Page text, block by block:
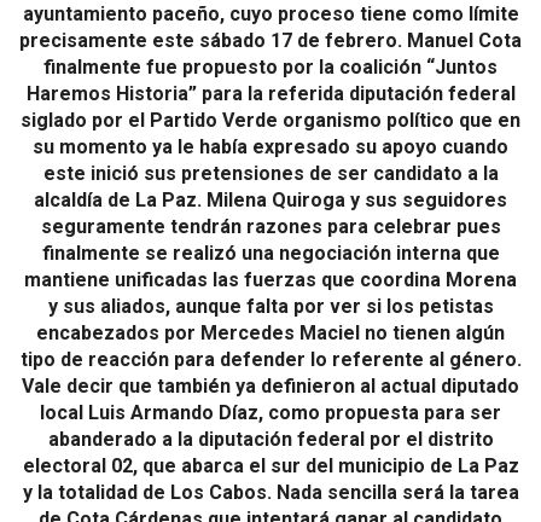
ayuntamiento paceño, cuyo proceso tiene como límite
precisamente este sábado 17 de febrero. Manuel Cota
finalmente fue propuesto por la coalición “Juntos
Haremos Historia” para la referida diputación federal
siglado por el Partido Verde organismo político que en
su momento ya le había expresado su apoyo cuando
este inició sus pretensiones de ser candidato a la
alcaldía de La Paz. Milena Quiroga y sus seguidores
seguramente tendrán razones para celebrar pues
finalmente se realizó una negociación interna que
mantiene unificadas las fuerzas que coordina Morena
y sus aliados, aunque falta por ver si los petistas
encabezados por Mercedes Maciel no tienen algún
tipo de reacción para defender lo referente al género.
Vale decir que también ya definieron al actual diputado
local Luis Armando Díaz, como propuesta para ser
abanderado a la diputación federal por el distrito
electoral 02, que abarca el sur del municipio de La Paz
y la totalidad de Los Cabos. Nada sencilla será la tarea